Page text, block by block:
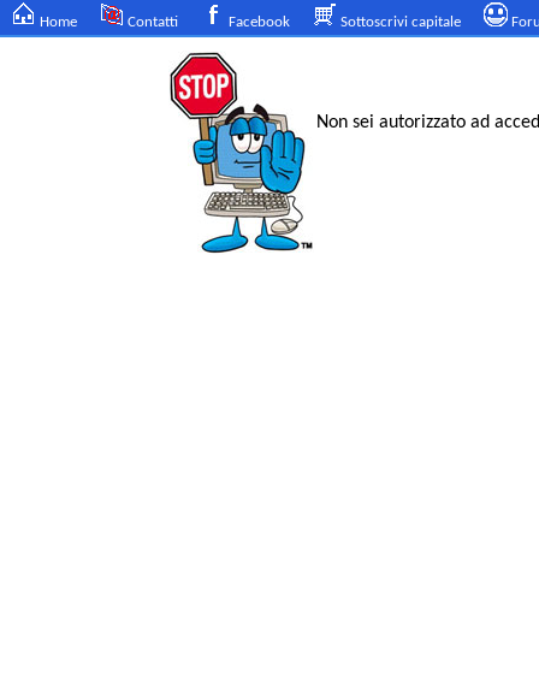
Home Contatti Facebook Sottoscrivi capitale
Non sei autorizzato ad